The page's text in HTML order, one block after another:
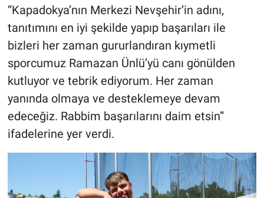
“Kapadokya’nın Merkezi Nevşehir’in adını,
tanıtımını en iyi şekilde yapıp başarıları ile
bizleri her zaman gururlandıran kıymetli
sporcumuz Ramazan Ünlü’yü canı gönülden
kutluyor ve tebrik ediyorum. Her zaman
yanında olmaya ve desteklemeye devam
edeceğiz. Rabbim başarılarını daim etsin”
ifadelerine yer verdi.